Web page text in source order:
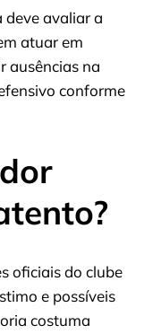
deve avaliar a
atuar em
ausências na
conforme
oficiais do clube
e possíveis
costuma